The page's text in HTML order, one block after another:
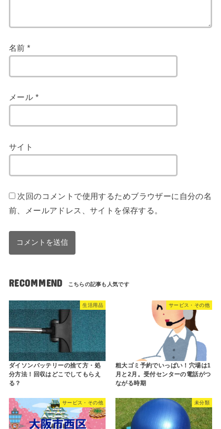
名前*
メール *
サイト
次回のコメントで使用するためブラウザーに自分の名
前、メールアドレス、サイトを保存する。
RECOMMEND
生活用品
ダイソンバッテリーの捨て方・処
分方法！回収はどこでしてもらえ
る？
サービス・その他
粗大ゴミ予約でいっぱい！穴場は1
月と2月。受付センターの電話がつ
ながる時期
サービス・その他 未分類